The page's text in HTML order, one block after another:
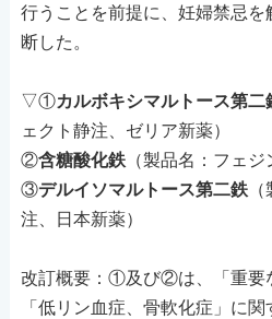
行うことを前提に、妊婦禁忌
断した。
▽①カルボキシマルトース第二
ェクト静注、ゼリア新薬）
②含糖酸化鉄（製品名：フェジ
③デルイソマルトース第二鉄（
注、日本新薬）
改訂概要：①及び②は、「重要
「低リン血症、骨軟化症」に